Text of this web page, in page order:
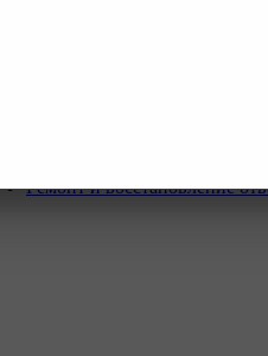
Ремонт и восстановление